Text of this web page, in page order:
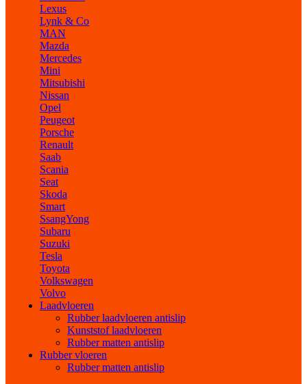
Lexus
Lynk & Co
MAN
Mazda
Mercedes
Mini
Mitsubishi
Nissan
Opel
Peugeot
Porsche
Renault
Saab
Scania
Seat
Skoda
Smart
SsangYong
Subaru
Suzuki
Tesla
Toyota
Volkswagen
Volvo
Laadvloeren
Rubber laadvloeren antislip
Kunststof laadvloeren
Rubber matten antislip
Rubber vloeren
Rubber matten antislip